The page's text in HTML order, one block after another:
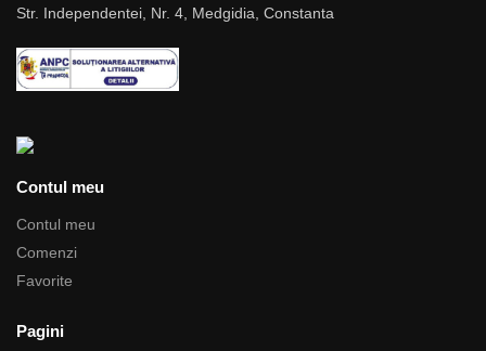
Str. Independentei, Nr. 4, Medgidia, Constanta
Contul meu
Contul meu
Comenzi
Favorite
Pagini